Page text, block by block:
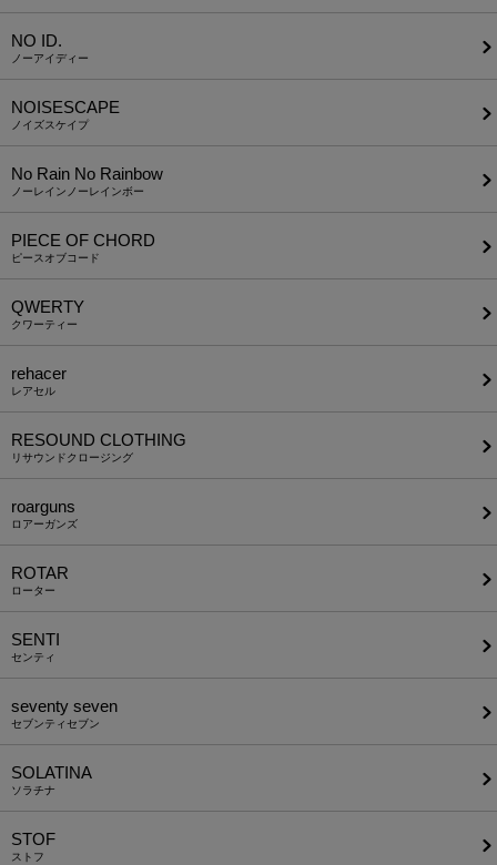
NO ID.
ノーアイディー
NOISESCAPE
ノイズスケイプ
No Rain No Rainbow
ノーレインノーレインボー
PIECE OF CHORD
ピースオブコード
QWERTY
クワーティー
rehacer
レアセル
RESOUND CLOTHING
リサウンドクロージング
roarguns
ロアーガンズ
ROTAR
ローター
SENTI
センティ
seventy seven
セブンティセブン
SOLATINA
ソラチナ
STOF
ストフ